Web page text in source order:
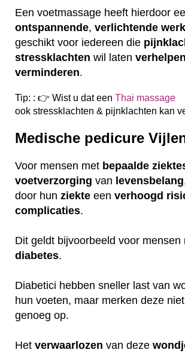
Een voetmassage heeft hierdoor
ontspannende, verlichtende
geschikt voor iedereen die
stressklachten wil laten verhelpen
verminderen.
Tip: : 👉 Wist u dat een Thai massage
ook stressklachten & pijnklachten kan
Medische pedicure
Voor mensen met bepaalde
voetverzorging van levensbelang
door hun ziekte een verhoogd
complicaties.
Dit geldt bijvoorbeeld voor mensen
diabetes.
Diabetici hebben sneller last van
hun voeten, maar merken deze
genoeg op.
Het verwaarlozen van deze